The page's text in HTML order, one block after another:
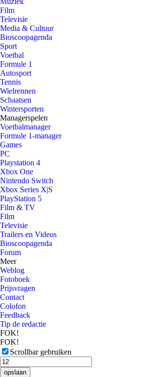
Film
Televisie
Media & Cultuur
Bioscoopagenda
Sport
Voetbal
Formule 1
Autosport
Tennis
Wielrennen
Schaatsen
Wintersporten
Managerspelen
Voetbalmanager
Formule 1-manager
Games
PC
Playstation 4
Xbox One
Nintendo Switch
Xbox Series X|S
PlayStation 5
Film & TV
Film
Televisie
Trailers en Videos
Bioscoopagenda
Forum
Meer
Weblog
Fotoboek
Prijsvragen
Contact
Colofon
Feedback
Tip de redactie
FOK!
FOK!
Scrollbar gebruiken
opslaan